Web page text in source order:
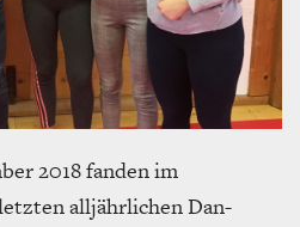
2018 fanden im
alljährlichen Dan-